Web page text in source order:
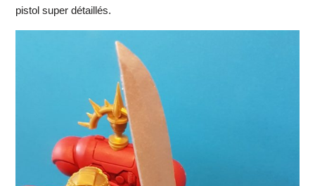
pistol super détaillés.